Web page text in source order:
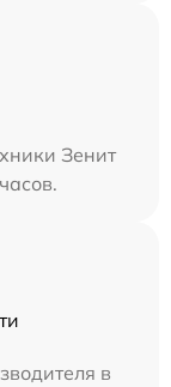
Зенит
в